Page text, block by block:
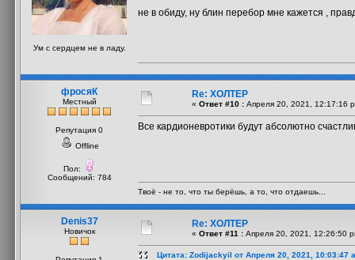
Ум с сердцем не в ладу.
не в обиду, ну блин перебор мне кажется ,
фросяК
Местный
Репутация 0
Offline
Пол:
Сообщений: 784
Re: ХОЛТЕР
« Ответ #10 : Апреля 20, 2021, 12:17:16
Все кардионевротики будут абсолютно
Твоё - не то, что ты берёшь, а то, что отдаешь...
Denis37
Новичок
Re: ХОЛТЕР
« Ответ #11 : Апреля 20, 2021, 12:26:50
Цитата: Zodijackyil от Апреля 20, 2021, 10:03:47